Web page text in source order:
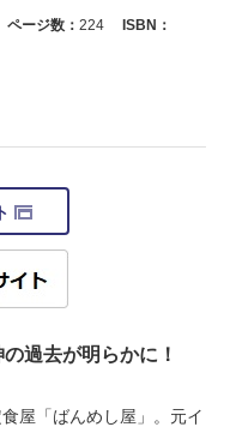
ページ数： 224
ISBN：
の過去が明らかに！
屋「ばんめし屋」。元イ